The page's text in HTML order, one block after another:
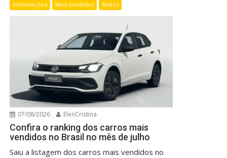
Informações Mais vendidos Motos
07/08/2026 ElenCristina
Confira o ranking dos carros mais
vendidos no Brasil no mês de julho
Saiu a listagem dos carros mais vendidos no